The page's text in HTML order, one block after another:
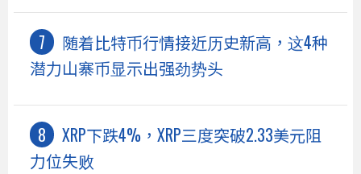
随着比特币行情接近历史新高，这4种
潜力山寨币显示出强劲势头
XRP下跌4%，XRP三度突破2.33美元阻
力位失败